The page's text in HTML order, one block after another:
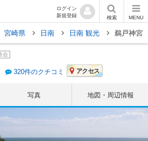
ログイン
新規登録
検索 MENU
宮崎県 日南 日南 観光 鵜戸神宮
会
320件のクチコミ アクセス
写真 地図・周辺情報